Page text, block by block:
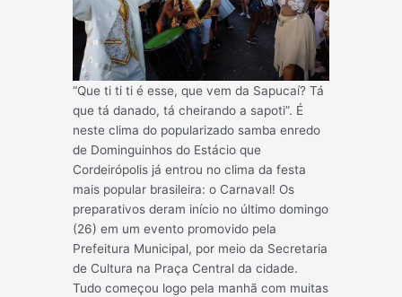
“Que ti ti ti é esse, que vem da Sapucaí? Tá
que tá danado, tá cheirando a sapoti”. É
neste clima do popularizado samba enredo
de Dominguinhos do Estácio que
Cordeirópolis já entrou no clima da festa
mais popular brasileira: o Carnaval! Os
preparativos deram início no último domingo
(26) em um evento promovido pela
Prefeitura Municipal, por meio da Secretaria
de Cultura na Praça Central da cidade.
Tudo começou logo pela manhã com muitas